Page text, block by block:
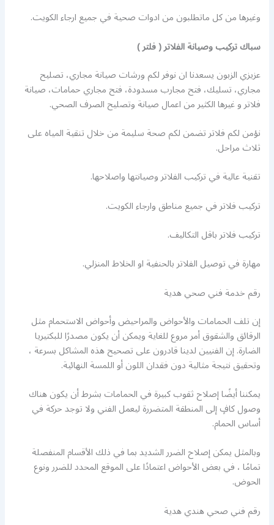
وغيرها من كل ماتطلبون من ادوات صحية في جميع ارجاء الكويت.
سباك تركيب وصيانة الفلاتر ( فلتر )
عزيزي الزبون يسعدنا ان نوفر لكم ورشات صيانة مجاري، تصليح
مجاري، تسليك، فتح مجارب مسدودة، فتح مجاري حمامات، صيانة
فلاتر و غيرها الكثير من اعمال صيانة وتصليح الصرف الصحي.
نؤمن لكم فلاتر تضمن لكم صحة سليمة من خلال تنقية المياه على
ثلاث مراحل.
تقنية عالية في تركيب الفلاتر وصيانتها واصلاحها.
تركيب فلاتر في جميع مناطق وارجاء الكويت.
تركيب فلاتر باقل التكاليف.
مهارة في توصيل الفلاتر بالحنفية او الخلاط المنزلي.
رقم خدمة فني صحي هدية
إن تلف الحمامات والأحواض والمراحيض وأحواض الاستحمام مثل
الرقائق والشقوق أمر مروع للغاية ويمكن أن يكون مصدرًا للبكتيريا
الضارة. إن الفنيين لدينا قادرون على تصحيح هذه المشاكل بسرعة ،
وتحقيق نتيجة مثالية دون فقدان اللون أو اللمسة النهائية.
يمكننا أيضًا إصلاح ثقوب كبيرة في الحمامات بشرط أن يكون هناك
وصول كافٍ إلى المنطقة المتضررة ليعمل الفني ولا توجد حركة في
أساس الحمام.
وبالمثل يمكن إصلاح الضرر الشديد بما في ذلك الأقسام المنفصلة
تمامًا ، في بعض الأحواض اعتمادًا على الموقع المحدد للضرر ونوع
الحوض.
رقم فني صحي هندي هدية